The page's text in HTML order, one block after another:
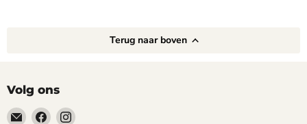
Terug naar boven
Volg ons
EmailVind Vind